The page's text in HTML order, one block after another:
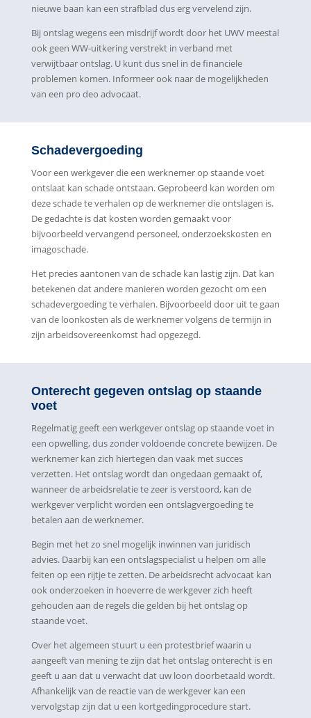
nieuwe baan kan een strafblad dus erg vervelend zijn.
Bij ontslag wegens een misdrijf wordt door het UWV meestal
ook geen WW-uitkering verstrekt in verband met
verwijtbaar ontslag. U kunt dus snel in de financiele
problemen komen. Informeer ook naar de mogelijkheden
van een pro deo advocaat.
Schadevergoeding
Voor een werkgever die een werknemer op staande voet
ontslaat kan schade ontstaan. Geprobeerd kan worden om
deze schade te verhalen op de werknemer die ontslagen is.
De gedachte is dat kosten worden gemaakt voor
bijvoorbeeld vervangend personeel, onderzoekskosten en
imagoschade.
Het precies aantonen van de schade kan lastig zijn. Dat kan
betekenen dat andere manieren worden gezocht om een
schadevergoeding te verhalen. Bijvoorbeeld door uit te gaan
van de loonkosten als de werknemer volgens de termijn in
zijn arbeidsovereenkomst had opgezegd.
Onterecht gegeven ontslag op staande
voet
Regelmatig geeft een werkgever ontslag op staande voet in
een opwelling, dus zonder voldoende concrete bewijzen. De
werknemer kan zich hiertegen dan vaak met succes
verzetten. Het ontslag wordt dan ongedaan gemaakt of,
wanneer de arbeidsrelatie te zeer is verstoord, kan de
werkgever verplicht worden een ontslagvergoeding te
betalen aan de werknemer.
Begin met het zo snel mogelijk inwinnen van juridisch
advies. Daarbij kan een ontslagspecialist u helpen om alle
feiten op een rijtje te zetten. De arbeidsrecht advocaat kan
ook onderzoeken in hoeverre de werkgever zich heeft
gehouden aan de regels die gelden bij het ontslag op
staande voet.
Over het algemeen stuurt u een protestbrief waarin u
aangeeft van mening te zijn dat het ontslag onterecht is en
geeft u aan dat u verwacht dat uw loon doorbetaald wordt.
Afhankelijk van de reactie van de werkgever kan een
vervolgstap zijn dat u een kortgedingprocedure start.